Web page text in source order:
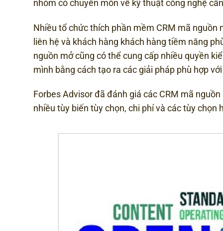
nhóm có chuyên môn về kỹ thuật công nghệ
Nhiều tổ chức thích phần mềm CRM mã nguồn
liên hệ và khách hàng khách hàng tiềm năng
nguồn mở cũng có thể cung cấp nhiều quyền
mình bằng cách tạo ra các giải pháp phù hợp
Forbes Advisor đã đánh giá các CRM mã
nhiều tùy biến tùy chọn, chi phí và các tùy chọn